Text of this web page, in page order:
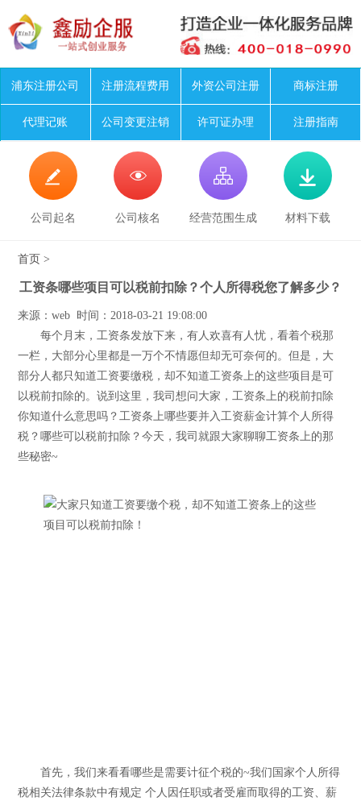
浦东注册公司 注册流程费用 外资公司注册 商标注册
代理记账 公司变更注销 许可证办理 注册指南

公司起名

公司核名

经营范围生成

材料下载
首页 >
工资条哪些项目可以税前扣除？个人所得税您了解多少？
来源：web 时间：2018-03-21 19:08:00
每个月末，工资条发放下来，有人欢喜有人忧，看着个税那
一栏，大部分心里都是一万个不情愿但却无可奈何的。但是，大
部分人都只知道工资要缴税，却不知道工资条上的这些项目是可
以税前扣除的。说到这里，我司想问大家，工资条上的税前扣除
你知道什么意思吗？工资条上哪些要并入工资薪金计算个人所得
税？哪些可以税前扣除？今天，我司就跟大家聊聊工资条上的那
些秘密~
首先，我们来看看哪些是需要计征个税的~我们国家个人所得
税相关法律条款中有规定 个人因任职或者受雇而取得的工资、薪